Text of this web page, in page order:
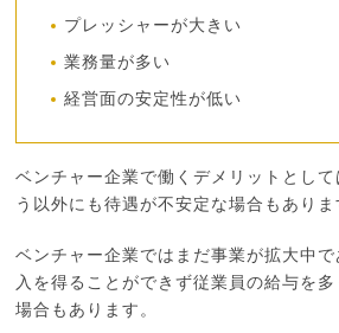
プレッシャーが大きい
業務量が多い
経営面の安定性が低い
ベンチャー企業で働くデメリットとして
う以外にも待遇が不安定な場合もありま
ベンチャー企業ではまだ事業が拡大中
入を得ることができず従業員の給与を
場合もあります。